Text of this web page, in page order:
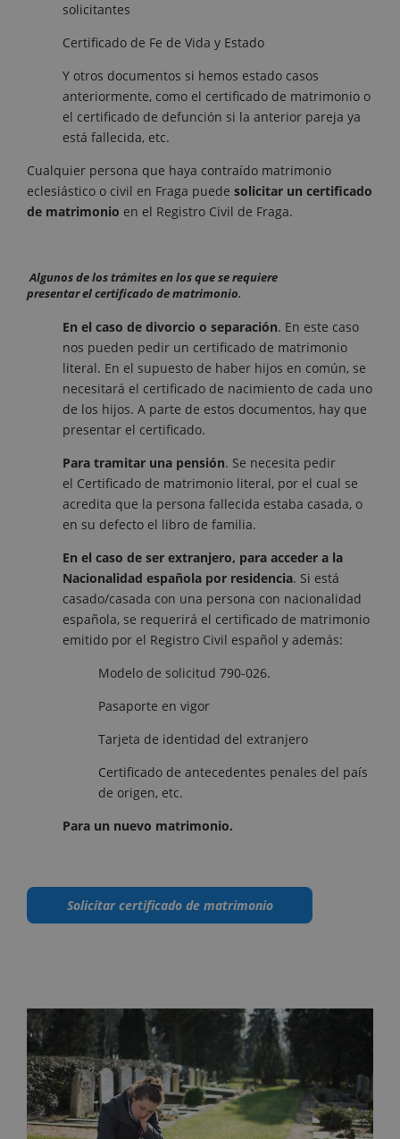
solicitantes
Certificado de Fe de Vida y Estado
Y otros documentos si hemos estado casos
anteriormente, como el certificado de matrimonio o
el certificado de defunción si la anterior pareja ya
está fallecida, etc.
Cualquier persona que haya contraído matrimonio
eclesiástico o civil en Fraga puede solicitar un certificado
de matrimonio en el Registro Civil de Fraga.
Algunosde los trámites en los que se requiere
presentar el certificado de matrimonio.
En el caso de divorcio o separación. En este caso
nos pueden pedir un certificado de matrimonio
literal. En el supuesto de haber hijos en común, se
necesitará el certificado de nacimiento de cada uno
de los hijos. A parte de estos documentos, hay que
presentar el certificado.
Para tramitar una pensión. Se necesita pedir
el Certificado de matrimonio literal, por el cual se
acredita que la persona fallecida estaba casada, o
en su defecto el libro de familia.
En el caso de ser extranjero, para acceder a la
Nacionalidad española por residencia. Si está
casado/casada con una persona con nacionalidad
española, se requerirá el certificado de matrimonio
emitido por el Registro Civil español y además:
Modelo de solicitud 790-026.
Pasaporte en vigor
Tarjeta de identidad del extranjero
Certificado de antecedentes penales del país
de origen, etc.
Para un nuevo matrimonio.
Solicitar certificado de matrimonio